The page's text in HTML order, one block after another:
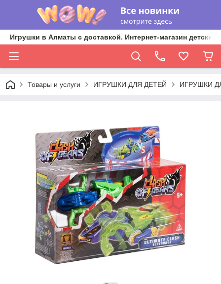
Игрушки в Алматы с доставкой. Интернет-магазин
Товары и услуги ИГРУШКИ ДЛЯ ДЕТЕЙ ИГРУШКИ